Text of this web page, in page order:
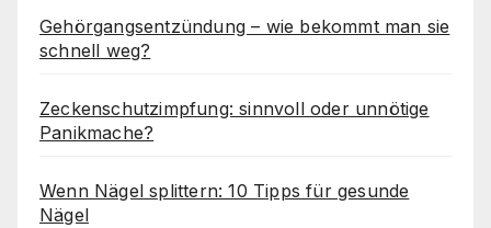
Gehörgangsentzündung – wie bekommt man sie
schnell weg?
Zeckenschutzimpfung: sinnvoll oder unnötige
Panikmache?
Wenn Nägel splittern: 10 Tipps für gesunde
Nägel